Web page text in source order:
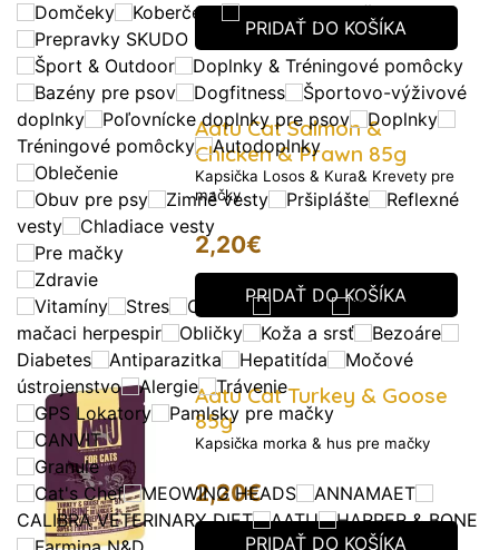
Domčeky
Koberčeky
Prepravky a tašky
Prepravky SKUDO
Šport & Outdoor
Doplnky & Tréningové pomôcky
Bazény pre psov
Dogfitness
Športovo-výživové
doplnky
Poľovnícke doplnky pre psov
Doplnky
Tréningové pomôcky
Autodoplnky
Oblečenie
Obuv pre psy
Zimné vesty Pršiplášte
Reflexné
vesty
Chladiace vesty
Pre mačky
Zdravie
Vitamíny
Stres Obezita Imunita
(FHV-1) -
mačaci herpespir
Obličky Koža a srsť
Bezoáre
Diabetes
Antiparazitka Hepatitída
Močové
ústrojenstvo
Alergie
Trávenie
GPS Lokatory
Pamlsky pre mačky
CANVIT
Granule
Cat's Chef
MEOWING HEADS
ANNAMAET
CALIBRA VETERINARY DIET
AATU
HARPER & BONE
PRIDAŤ DO KOŠÍKA
Aatu Cat Salmon &
Chicken & Prawn 85g
Kapsička Losos & Kura& Krevety pre
mačky
2,20€
PRIDAŤ DO KOŠÍKA
Aatu Cat Turkey & Goose
85g
Kapsička morka & hus pre mačky
2,20€
PRIDAŤ DO KOŠÍKA